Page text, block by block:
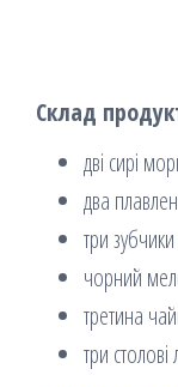
Склад
дві сирі
два
три
чорний
третина
три